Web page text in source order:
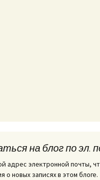
на блог по эл.
адрес электронной почты,
о новых записях в этом блоге.